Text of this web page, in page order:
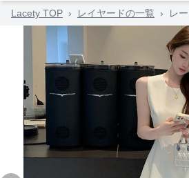
Lacety TOP › レイヤードの一覧 › レ